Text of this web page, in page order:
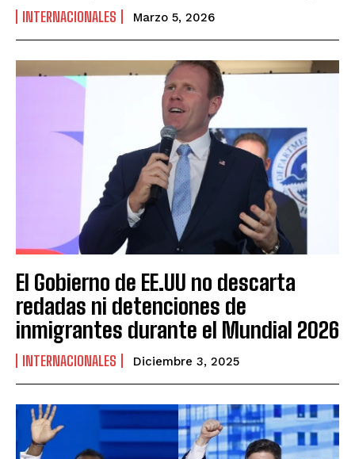
INTERNACIONALES Marzo 5, 2026
El Gobierno de EE.UU no descarta
redadas ni detenciones de
inmigrantes durante el Mundial 2026
INTERNACIONALES Diciembre 3, 2025